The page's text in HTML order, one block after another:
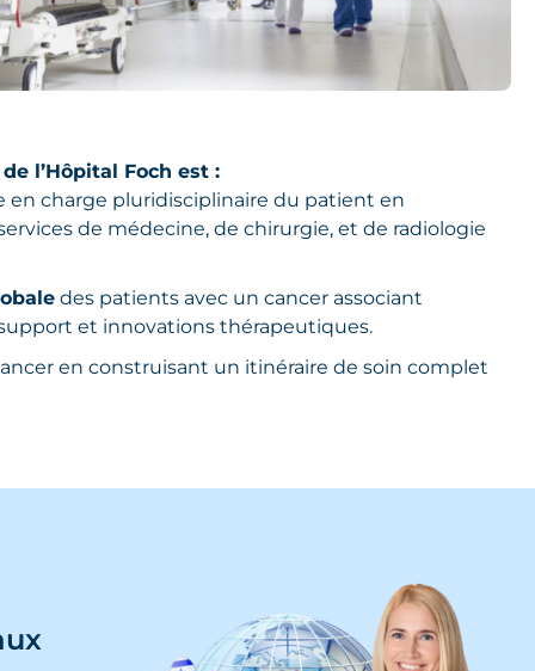
l’Hôpital Foch est :
en charge pluridisciplinaire du patient en
de médecine, de chirurgie, et de radiologie
des patients avec un cancer associant
et innovations thérapeutiques.
en construisant un itinéraire de soin complet